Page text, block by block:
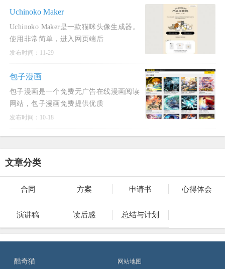
Uchinoko Maker
Uchinoko Maker是一款猫咪头像生成器。
使用非常简单，进入网页端后
发布时间：11-29
包子漫画
包子漫画是一个免费无广告在线漫画阅读
网站，包子漫画免费提供优质
发布时间：10-18
文章分类
合同 方案 申请书 心得体会
演讲稿 读后感 总结与计划
酷奇猫 网站地图